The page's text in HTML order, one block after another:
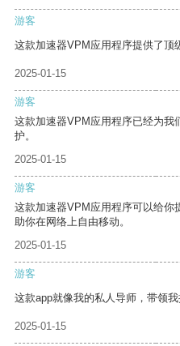
游客
这款加速器VPM应用程序提供了顶
2025-01-15
游客
这款加速器VPM应用程序已经为我
护。
2025-01-15
游客
这款加速器VPM应用程序可以给你
助你在网络上自由移动。
2025-01-15
游客
这款app就像我的私人导师，带领我
2025-01-15